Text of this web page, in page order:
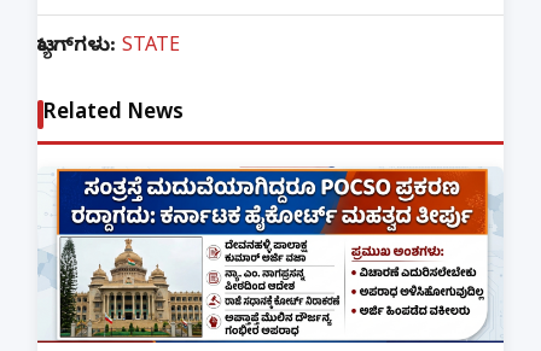
ಟ್ಯಾಗ್‌ಗಳು: STATE
Related News